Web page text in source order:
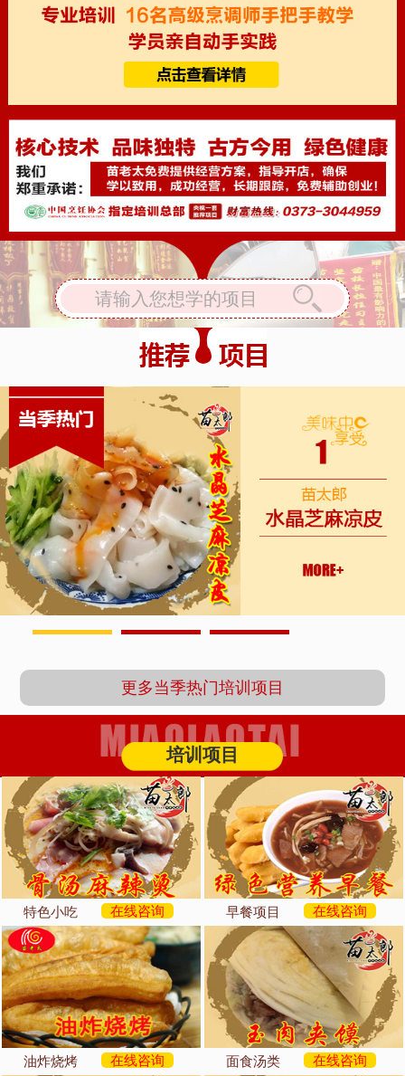
更多当季热门培训项目
培训项目
特色小吃 在线咨询 早餐项目 在线咨询
油炸烧烤 在线咨询 面食汤类 在线咨询